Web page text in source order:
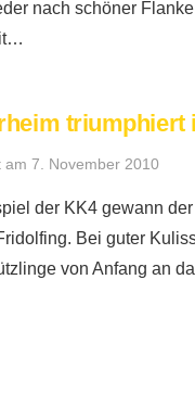
nach schöner
triumphiert
am 7. November 2010
der KK4 gewann
Bei guter
von Anfang an